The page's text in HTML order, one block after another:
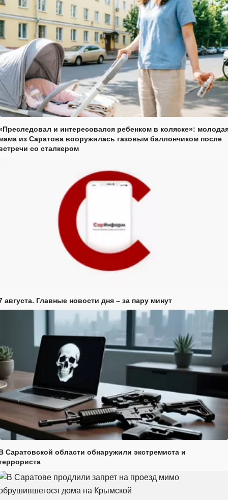
и интересовался ребенком в коляске»:
из Саратова вооружилась газовым баллончиком после
со сталкером
августа. Главные новости дня – за пару минут
Саратовской области обнаружили экстремиста и